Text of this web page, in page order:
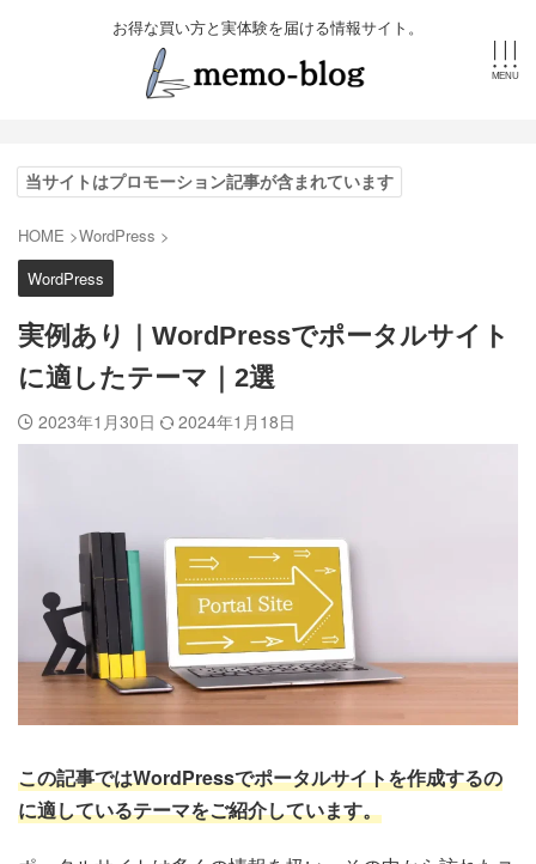
お得な買い方と実体験を届ける情報サイト。
当サイトはプロモーション記事が含まれています
HOME >WordPress >
WordPress
実例あり｜WordPressでポータルサイト
に適したテーマ｜2選
2023年1月30日 2024年1月18日
この記事ではWordPressでポータルサイトを作成するの
に適しているテーマをご紹介しています。